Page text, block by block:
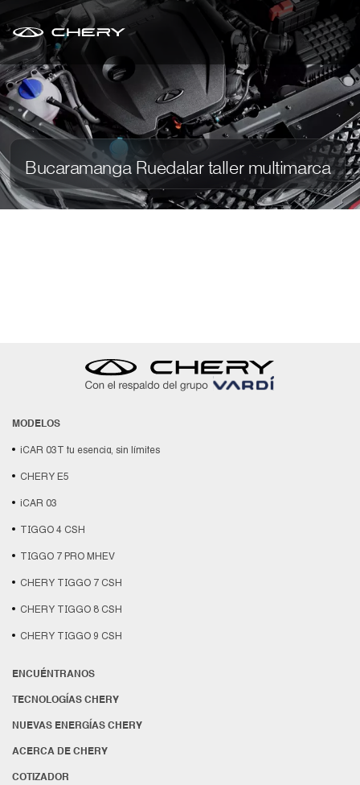
Bucaramanga Ruedalar taller multimarca
MODELOS
iCAR 03T tu esencia, sin límites
CHERY E5
iCAR 03
TIGGO 4 CSH
TIGGO 7 PRO MHEV
CHERY TIGGO 7 CSH
CHERY TIGGO 8 CSH
CHERY TIGGO 9 CSH
ENCUÉNTRANOS
TECNOLOGÍAS CHERY
NUEVAS ENERGÍAS CHERY
ACERCA DE CHERY
COTIZADOR